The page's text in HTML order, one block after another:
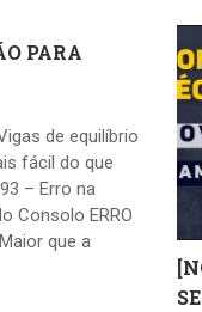
PARA
de equilíbrio
fácil do que
– Erro na
Consolo ERRO
que a